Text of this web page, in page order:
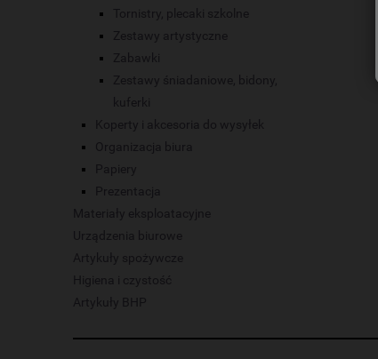
Tornistry, plecaki szkolne
Zestawy artystyczne
Zabawki
Zestawy śniadaniowe, bidony,
kuferki
Koperty i akcesoria do wysyłek
Organizacja biura
Papiery
Prezentacja
Materiały eksploatacyjne
Urządzenia biurowe
Artykuły spożywcze
Higiena i czystość
Artykuły BHP